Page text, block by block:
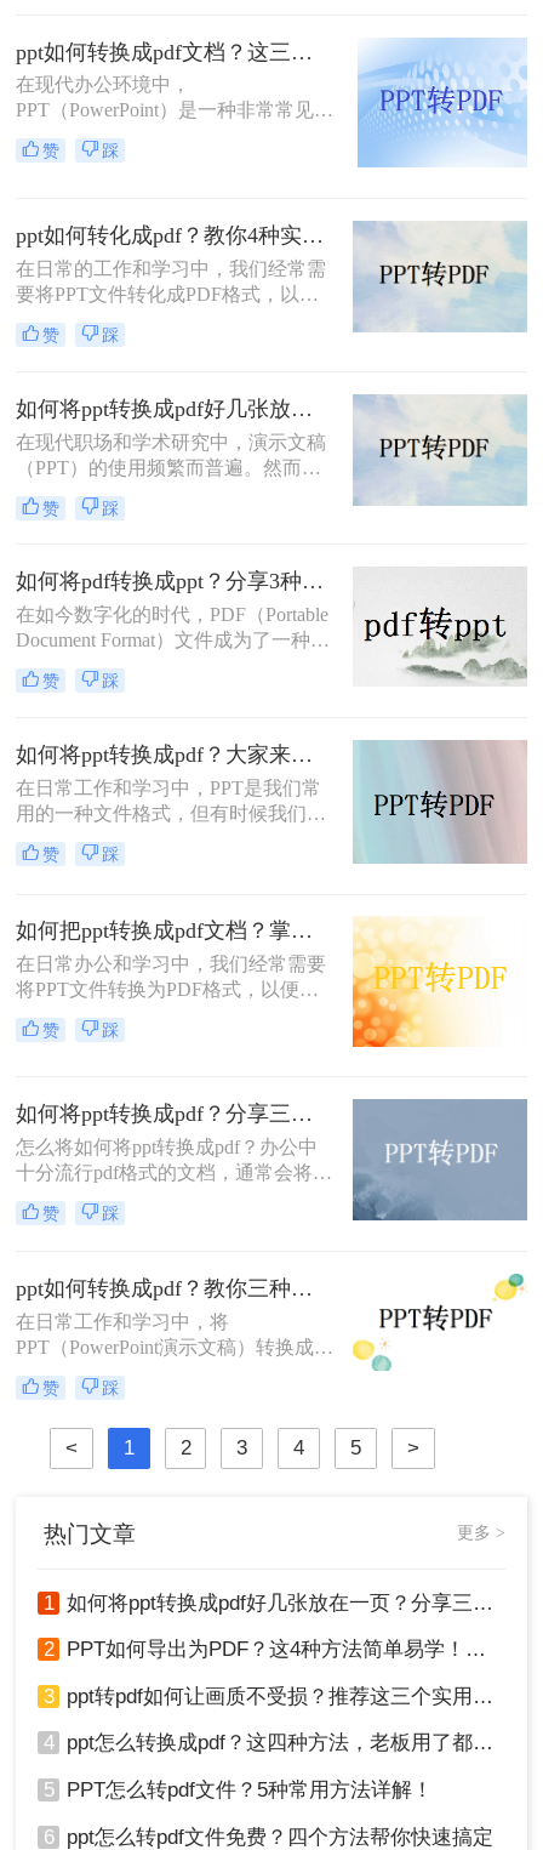
换为PPT播放的方法显得尤为重要。
那么PDF如何转换成PPT播放呢？本
文将为您介绍三种实用的转换方法，
帮助您轻松实现PDF到PPT的转换并
顺利播放。
ppt如何转换成pdf文档？这三种转换方法超实用！
在现代办公环境中，
PPT（PowerPoint）是一种非常常见的
文件格式，被广泛用于展示和演示。
然而，有时我们可能需要将PPT文件
传递信息。本文将详细介绍PPT如何
转换成PDF文档，为您呈现一篇详尽
的操作指南。
赞 踩
ppt如何转化成pdf？教你4种实用转换方法!
在日常的工作和学习中，我们经常需
要将PPT文件转化成PDF格式，以便
更好地进行分享、打印或存档。那么
PPT如何转化成PDF呢？本文将介绍
赞 踩
如何将ppt转换成pdf好几张放在一页？分享三种简单且高效的方法！
在现代职场和学术研究中，演示文稿
（PPT）的使用频繁而普遍。然而，
有时候我们希望将PPT转换为PDF格
式，以便更方便地打印、分享或存
个页面放在一个PDF页面中，以便节
省空间和纸张。那么如何将ppt转换成
pdf好几张放在一页呢？在本文中，我
们将介绍三种简单且高效的方法，以
满足这些需求。
赞 踩
如何将pdf转换成ppt？分享3种简单方法！
在如今数字化的时代，PDF（Portable
Document Format）文件成为了一种常
见的文档格式。然而，在进行演示或
编辑时，我们可能更需要将PDF文件
将为您详细介绍如何将pdf转换成ppt
的方法，帮助您在工作和学习中高效
利用这些文件。
赞 踩
如何将ppt转换成pdf？大家来试试这三种方法吧！
在日常工作和学习中，PPT是我们常
用的一种文件格式，但有时候我们需
要将其转换为PDF文件，以便更加方
便地分享和阅读。那么，如何将ppt转
而高效的方法，帮助您轻松完成转
换。
赞 踩
如何把ppt转换成pdf文档？掌握这3个方法，工作效率直接翻倍！
在日常办公和学习中，我们经常需要
将PPT文件转换为PDF格式，以便更
方便地分享、查看和打印。那么如何
把PPT转换成PDF文档呢？本文将介
赞 踩
如何将ppt转换成pdf？分享三种方法，1分钟轻松解决！
怎么将如何将ppt转换成pdf？办公中
十分流行pdf格式的文档，通常会将一
些制作好的其他格式文档转换成pdf的
格式，其中就有ppt，只要还是因为
人修改你的文档，那么转成pdf是个不
错的方法，那么如何ppt转pdf呢？
赞 踩
ppt如何转换成pdf？教你三种简单有效的方法！
在日常工作和学习中，将
PPT（PowerPoint演示文稿）转换成
PDF（Portable Document Format）文
件是一项常见的需求。PDF格式因其
良好的跨平台性、安全性和打印效果
而广受欢迎。那么PPT如何转换成
PDF呢？本文将介绍三种将PPT转换
赞 踩
< 1 2 3 4 5 >
热门文章 更多 >
1 如何将ppt转换成pdf好几张放在一页？分享三种简单且高效的方法！
2 PPT如何导出为PDF？这4种方法简单易学！值得收藏！
3 ppt转pdf如何让画质不受损？推荐这三个实用方法给你！
4 ppt怎么转换成pdf？这四种方法，老板用了都给满分！
5 PPT怎么转pdf文件？5种常用方法详解！
6 ppt怎么转pdf文件免费？四个方法帮你快速搞定